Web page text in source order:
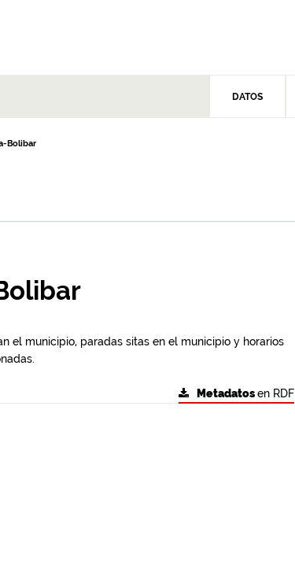
DATOS
Bolibar
el municipio, paradas sitas en el municipio y horarios
Metadatosen RDF